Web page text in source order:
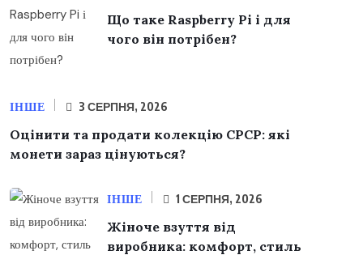
Що таке Raspberry Pi і для
чого він потрібен?
ІНШЕ 3 СЕРПНЯ, 2026
Оцінити та продати колекцію СРСР: які
монети зараз цінуються?
ІНШЕ 1 СЕРПНЯ, 2026
Жіноче взуття від
виробника: комфорт, стиль